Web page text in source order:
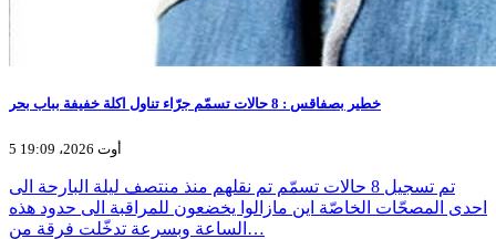
خطير بصفاقس : 8 حالات تسمّم جرّاء تناول اكلة خفيفة بباب بحر
5 أوت 2026، 19:09
تم تسجيل 8 حالات تسمّم تم نقلهم منذ منتصف ليلة البارحة الى
احدى المصحّات الخاصّة اين مازالوا يخضعون للمراقبة الى حدود هذه
الساعة وبسرعة تدخّلت فرقة من…